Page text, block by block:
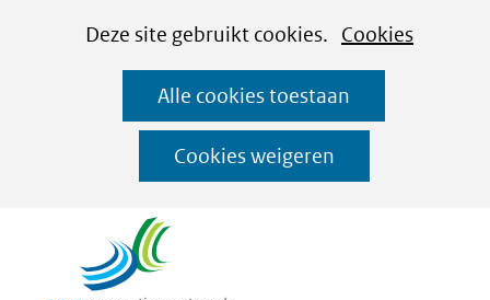
CookiesDeze site gebruikt cookies. Cookies
Alle cookies toestaan
Cookies weigeren
Ga
naar
de
inhoud